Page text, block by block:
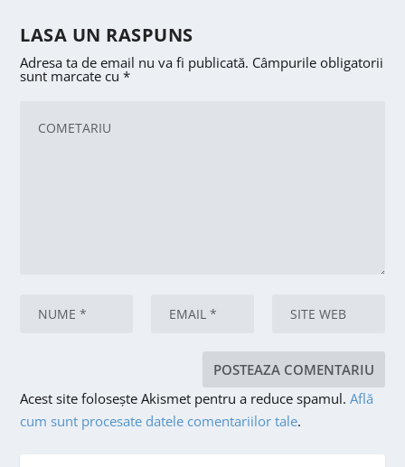
LASA UN RASPUNS
Adresa ta de email nu va fi publicată. Câmpurile obligatorii
sunt marcate cu*
Acest site folosește Akismet pentru a reduce spamul.Află
cum sunt procesate datele comentariilor tale.